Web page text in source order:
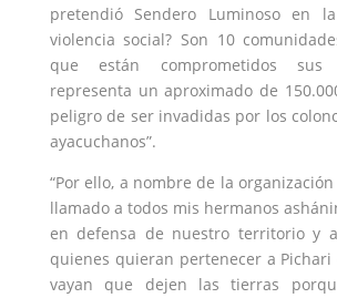
pretendió Sendero Luminoso en
violencia social? Son 10
que están comprometidos
representa un aproximado de
peligro de ser invadidas por los
ayacuchanos”.
“Por ello, a nombre de la organización
llamado a todos mis hermanos
en defensa de nuestro territorio y
quienes quieran pertenecer a Pichari
vayan que dejen las tierras